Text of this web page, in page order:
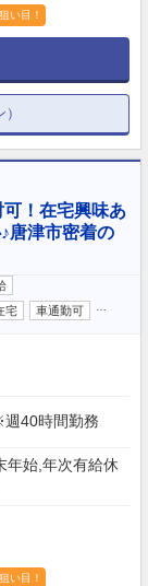
い目！
！在宅興味あ
唐津市密着の
宅 車通勤可
40時間勤務
年始,年次有給休
い目！